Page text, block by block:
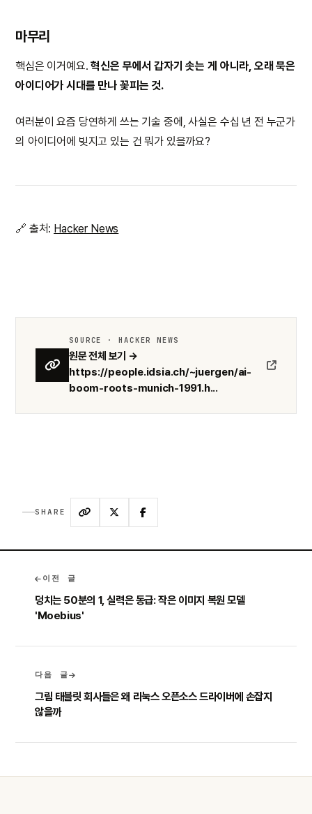
마무리
핵심은 이거예요.혁신은 무에서 갑자기 솟는 게 아니라, 오래 묵은
아이디어가 시대를 만나 꽃피는 것.
여러분이 요즘 당연하게 쓰는 기술 중에, 사실은 수십 년 전 누군가
의 아이디어에 빚지고 있는 건 뭐가 있을까요?
🔗 출처: Hacker News
SOURCE · HACKER NEWS
원문 전체 보기 →
https://people.idsia.ch/~juergen/ai-
boom-roots-munich-1991.h...
SHARE
이전 글
덩치는 50분의 1, 실력은 동급: 작은 이미지 복원 모델
'Moebius'
다음 글
그림 태블릿 회사들은 왜 리눅스 오픈소스 드라이버에 손잡지
않을까